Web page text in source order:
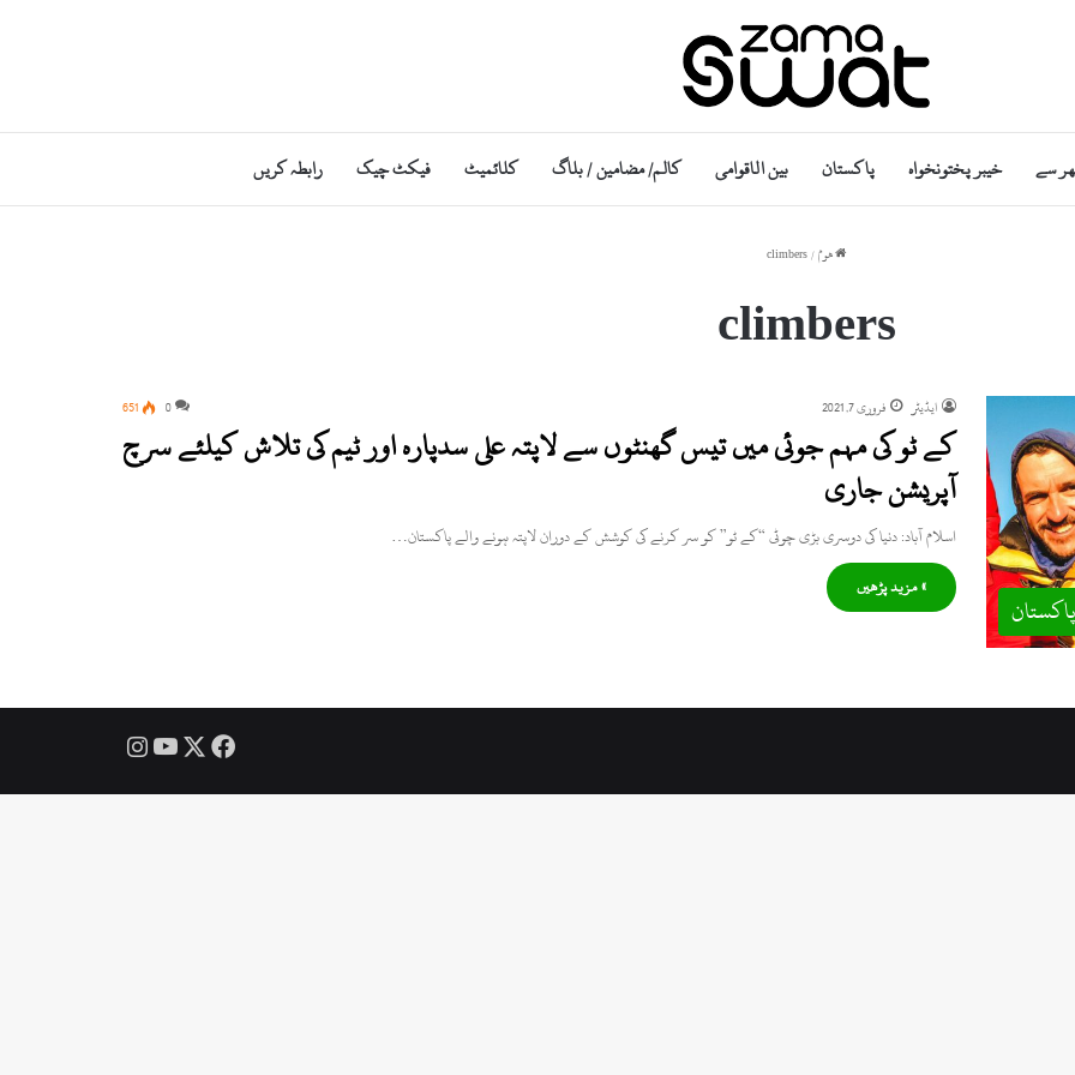
سے خیبر پختونخواہ پاکستان بین الاقوامی کالم/ مضامین / بلاگ کلائمیٹ فیکٹ چیک رابطہ کریں
ھوم/
climbers
climbers
پاکستان
ایڈیٹر فروری 7, 2021 0
651
کے ٹو کی مہم جوئی میں تیس گھنٹوں سے لاپتہ علی سدپارہ اور ٹیم کی تلاش کیلئے سرچ
آپریشن جاری
اسلام آباد: دنیا کی دوسری بڑی چوٹی “کے ٹو” کو سر کرنے کی کوشش کے دوران لاپتہ ہونے والے پاکستان…
» مزید پڑھیں
Facebook
X
YouTube